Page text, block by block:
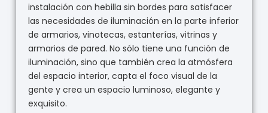
instalación con hebilla sin bordes para satisfacer
las necesidades de iluminación en la parte inferior
de armarios, vinotecas, estanterías, vitrinas y
armarios de pared. No sólo tiene una función de
iluminación, sino que también crea la atmósfera
del espacio interior, capta el foco visual de la
gente y crea un espacio luminoso, elegante y
exquisito.